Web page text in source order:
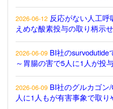
2026-06-12 反応がない人工
えめな酸素投与の取り柄示
2026-06-09 BI社の
～胃腸の害で5人に1人が投
2026-06-09 BI社のグルカゴン
人に1人もが有害事象で取り